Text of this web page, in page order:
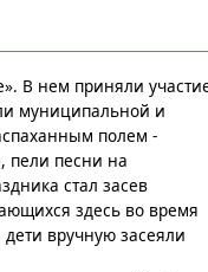
В нем приняли
муниципальной и
полем -
пели песни на
стал засев
здесь во время
вручную засеяли